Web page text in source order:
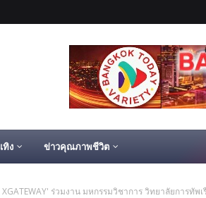
ทิง ข่าวคุณภาพชีวิต
XGATEWAY' ร่วมงาน มหกรรมวิชาการ วิทยาลัยการทัพ